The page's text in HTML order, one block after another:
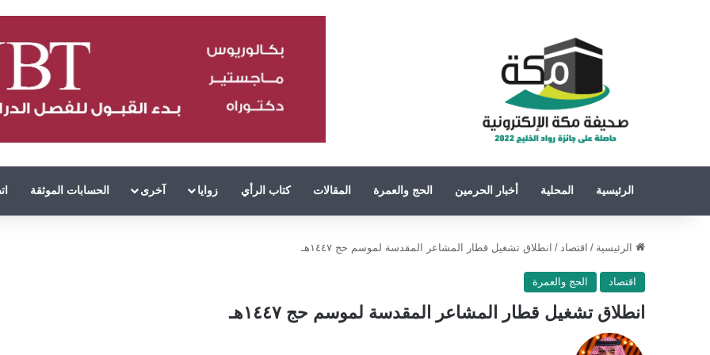
الرئيسية المحلية أخبار الحرمين الحج والعمرة المقالات كتاب الرأي زوايا آخرى الحسابات الموثقة
الرئيسية / اقتصاد / انطلاق تشغيل قطار المشاعر المقدسة لموسم حج ١٤٤٧هـ
اقتصاد الحج والعمرة
انطلاق تشغيل قطار المشاعر المقدسة لموسم حج ١٤٤٧هـ